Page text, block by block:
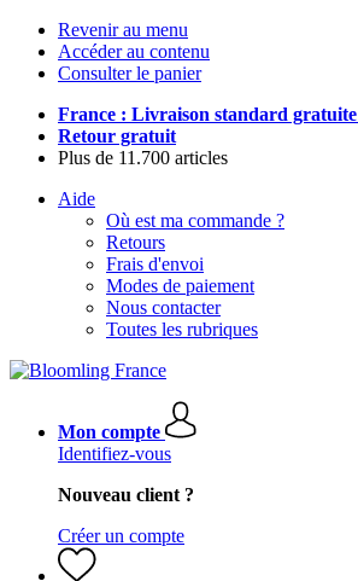
Revenir au menu
Accéder au contenu
Consulter le panier
France : Livraison standard gratuite
Retour gratuit
Plus de 11.700 articles
Aide
Où est ma commande ?
Retours
Frais d'envoi
Modes de paiement
Nous contacter
Toutes les rubriques
Mon compte
Identifiez-vous
Nouveau client ?
Créer un compte